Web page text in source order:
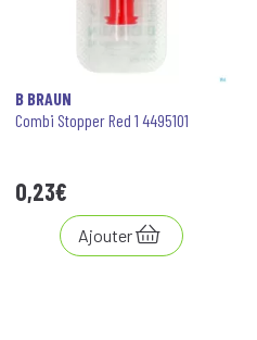
B BRAUN
Combi Stopper Red 1 4495101
0,23€
Ajouter